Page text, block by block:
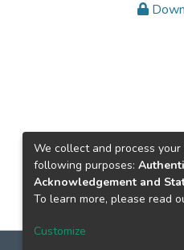
We collect and process
following purposes:
Acknowledgement and
To learn more, please read
Customize